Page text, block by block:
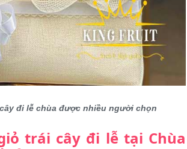
đi lễ chùa được nhiều người chọn
trái cây đi lễ tại Chùa